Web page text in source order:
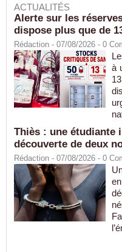
ACTUALITÉS
Alerte sur les
dispose plus que de
Rédaction - 07/08/2026 - 0
à
Thiès : une étudiante
découverte de deux
Rédaction - 07/08/2026 - 0